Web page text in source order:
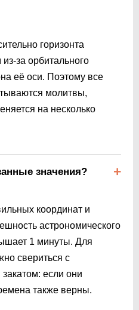
горизонта
за орбитального
её оси. Поэтому все
молитвы,
на несколько
значения?
координат и
астрономического
1 минуты. Для
свериться с
если они
также верны.